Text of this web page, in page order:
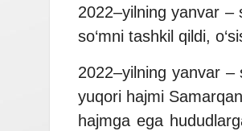
2022–yilning yanvar –
so‘mni tashkil qildi,
2022–yilning yanvar –
yuqori hajmi
hajmga ega